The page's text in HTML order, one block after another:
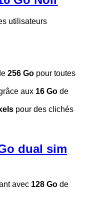
utilisateurs
256 Go pour toutes
aux 16 Go de
pour des clichés
dual sim
avec 128 Go de